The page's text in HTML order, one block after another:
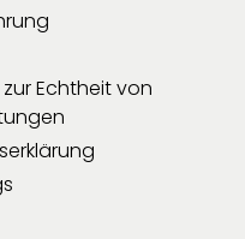
Echtheit von